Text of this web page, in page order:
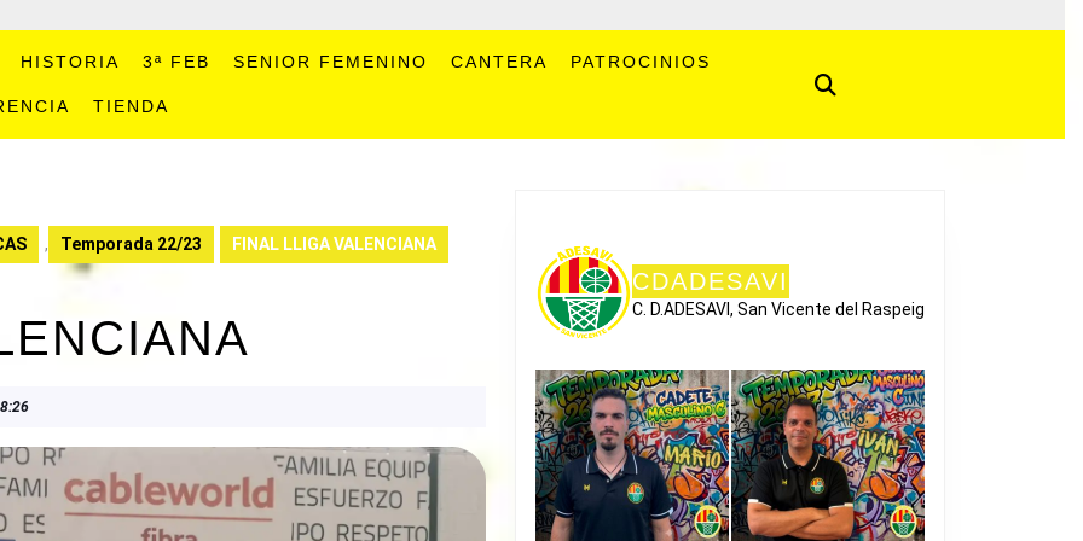
HISTORIA 3ª FEB SENIOR FEMENINO CANTERA PATROCINIOS
TIENDA
, Temporada 22/23 FINAL LLIGA VALENCIANA
CDADESAVI
C. D.ADESAVI, San Vicente del Raspeig